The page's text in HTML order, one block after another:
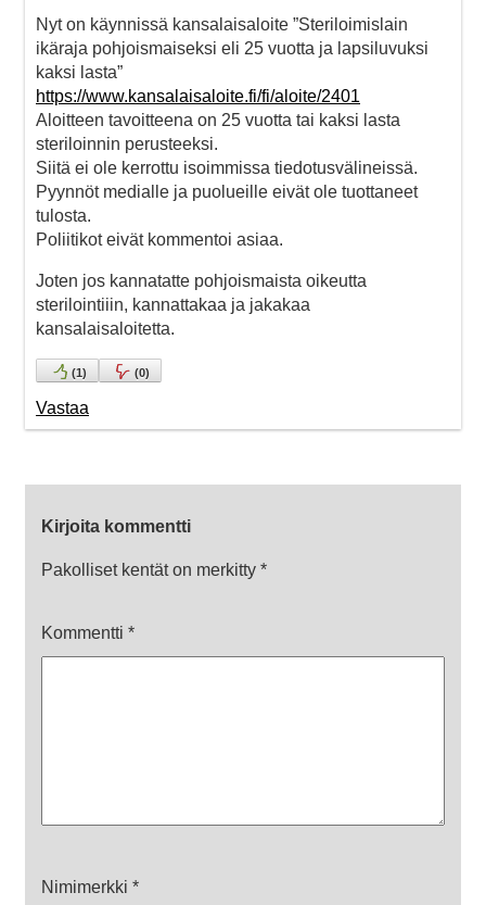
Nyt on käynnissä kansalaisaloite ”Steriloimislain
ikäraja pohjoismaiseksi eli 25 vuotta ja lapsiluvuksi
kaksi lasta”
https://www.kansalaisaloite.fi/fi/aloite/2401
Aloitteen tavoitteena on 25 vuotta tai kaksi lasta
steriloinnin perusteeksi.
Siitä ei ole kerrottu isoimmissa tiedotusvälineissä.
Pyynnöt medialle ja puolueille eivät ole tuottaneet
tulosta.
Poliitikot eivät kommentoi asiaa.
Joten jos kannatatte pohjoismaista oikeutta
sterilointiiin, kannattakaa ja jakakaa
kansalaisaloitetta.
(1) (0)
Vastaa
Kirjoita kommentti
Pakolliset kentät on merkitty *
Kommentti *
Nimimerkki *